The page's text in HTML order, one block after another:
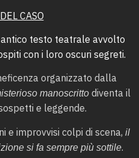
CASO
antico testo teatrale avvolto
con i loro oscuri segreti.
organizzato dalla
manoscrittodiventa il
e leggende.
e improvvisi colpi di scena, il
si fa sempre più sottile.